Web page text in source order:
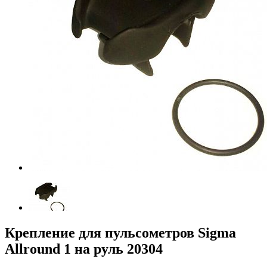
Крепление для пульсометров Sigma
Allround 1 на руль 20304